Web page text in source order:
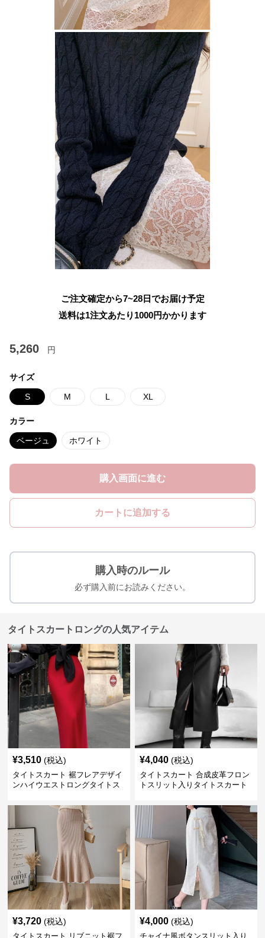
ご注文確定から7~28日でお届け予定
送料は1注文あたり 1000円かかります
5,260 円
サイズ
S M L XL
カラー
ベージュ ホワイト
購入画面に進む
カートに追加する
購入時のルール
必ず購入前にお読みください。
タイトスカートロングの人気アイテム
¥3,510 (税込)
タイトスカート 裾フレアデザイ
ンハイウエストロングタイトス
¥4,040 (税込)
タイトスカート 合成皮革フロン
トスリット入りタイトスカート
¥3,720 (税込)
タイトスカート リブニット裾フ
¥4,000 (税込)
チャイナ風ボタンスリット入り